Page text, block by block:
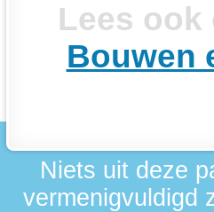
Lees ook
Bouwen
Niets uit deze
vermenigvuldigd